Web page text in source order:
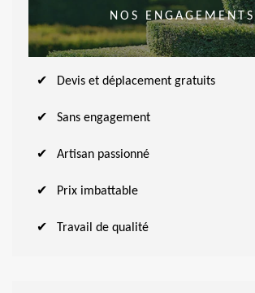
NOS ENGAGEMENTS
Devis et déplacement gratuits
Sans engagement
Artisan passionné
Prix imbattable
Travail de qualité